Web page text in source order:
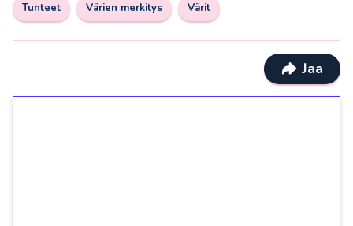
Tunteet Värien merkitys Värit
Jaa